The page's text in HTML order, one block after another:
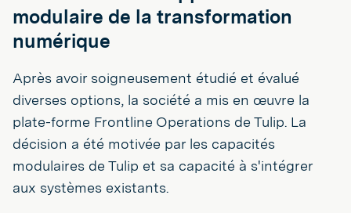
modulaire de la transformation
numérique
Après avoir soigneusement étudié et évalué
diverses options, la société a mis en œuvre la
plate-forme Frontline Operations de Tulip. La
décision a été motivée par les capacités
modulaires de Tulip et sa capacité à s'intégrer
aux systèmes existants.